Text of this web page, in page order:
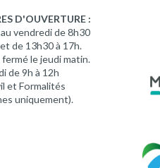
D'OUVERTURE :
vendredi de 8h30
de 13h30 à 17h.
le jeudi matin.
de 9h à 12h
et Formalités
uniquement).